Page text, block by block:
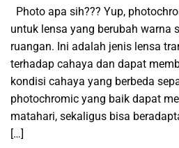
Photo apa sih??? Yup,
untuk lensa yang berubah warna
ruangan. Ini adalah jenis lensa
terhadap cahaya dan dapat
kondisi cahaya yang berbeda
photochromic yang baik dapat
matahari, sekaligus bisa
[…]